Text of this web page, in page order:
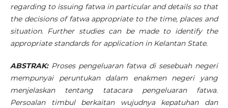
regarding to issuing fatwa in particular and details so that
the decisions of fatwa appropriate to the time, places and
situation. Further studies can be made to identify the
appropriate standards for application in Kelantan State.
ABSTRAK:Proses pengeluaran fatwa di sesebuah negeri
mempunyai peruntukan dalam enakmen negeri yang
menjelaskan tentang tatacara pengeluaran fatwa.
Persoalan timbul berkaitan wujudnya kepatuhan dan